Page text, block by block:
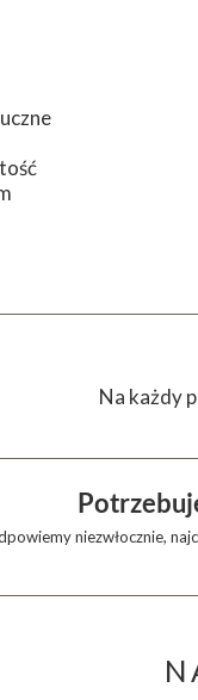
Na każdy
niezwłocznie,